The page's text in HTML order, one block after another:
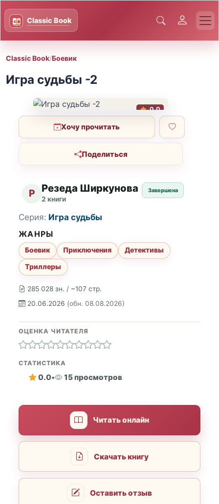
Classic Book/Боевик
Игра судьбы -2
0.0
Хочу прочитать
Поделиться
Р Резеда Ширкунова
2 книги
Завершена
285 028 зн. / ~107 стр.
20.06.2026 (обн. 08.08.2026)
Серия: Игра судьбы
ЖАНРЫ
Боевик Приключения
Детективы
Триллеры
ОЦЕНКА ЧИТАТЕЛЯ
СТАТИСТИКА
0.0• 15 просмотров
Читать онлайн
Скачать книгу
Оставить отзыв